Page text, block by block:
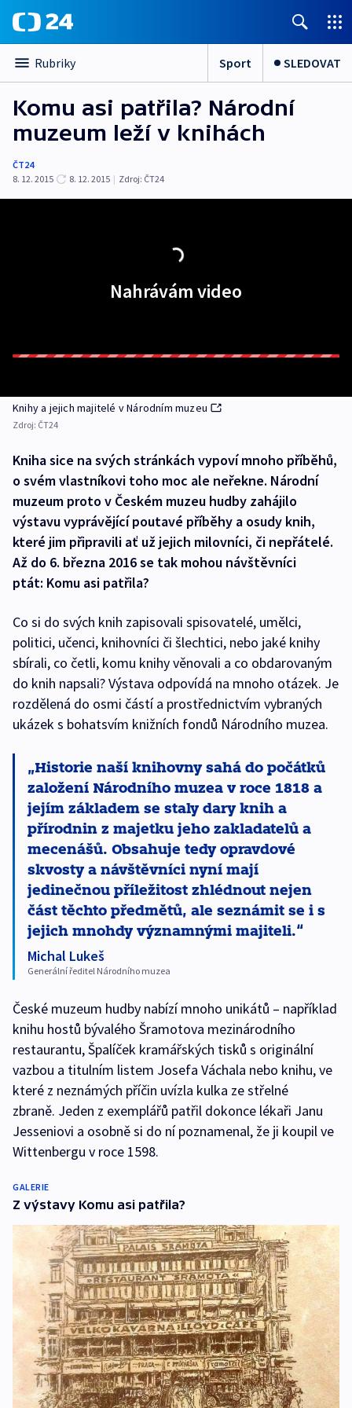
Rubriky Sport SLEDOVAT
Komu asi patřila? Národní
muzeum leží v knihách
ČT24
8. 12. 2015
8. 12. 2015 | Zdroj: ČT24
Nahrávám video
Knihy a jejich majitelé v Národním muzeu
Zdroj: ČT24
Kniha sice na svých stránkách vypoví mnoho příběhů,
o svém vlastníkovi toho moc ale neřekne. Národní
muzeum proto v Českém muzeu hudby zahájilo
výstavu vyprávějící poutavé příběhy a osudy knih,
které jim připravili ať už jejich milovníci, či nepřátelé.
Až do 6. března 2016 se tak mohou návštěvníci
ptát: Komu asi patřila?
Co si do svých knih zapisovali spisovatelé, umělci,
politici, učenci, knihovníci či šlechtici, nebo jaké knihy
sbírali, co četli, komu knihy věnovali a co obdarovaným
do knih napsali? Výstava odpovídá na mnoho otázek. Je
rozdělená do osmi částí a prostřednictvím vybraných
ukázek s bohatsvím knižních fondů Národního muzea.
Historie naší knihovny sahá do počátků
založení Národního muzea v roce 1818 a
jejím základem se staly dary knih a
přírodnin z majetku jeho zakladatelů a
mecenášů. Obsahuje tedy opravdové
skvosty a návštěvníci nyní mají
jedinečnou příležitost zhlédnout nejen
část těchto předmětů, ale seznámit se i s
jejich mnohdy významnými majiteli.
Michal Lukeš
Generální ředitel Národního muzea
České muzeum hudby nabízí mnoho unikátů – například
knihu hostů bývalého Šramotova mezinárodního
restaurantu, Špalíček kramářských tisků s originální
vazbou a titulním listem Josefa Váchala nebo knihu, ve
které z neznámých příčin uvízla kulka ze střelné
zbraně. Jeden z exemplářů patřil dokonce lékaři Janu
Jesseniovi a osobně si do ní poznamenal, že ji koupil ve
Wittenbergu v roce 1598.
GALERIE
Z výstavy Komu asi patřila?